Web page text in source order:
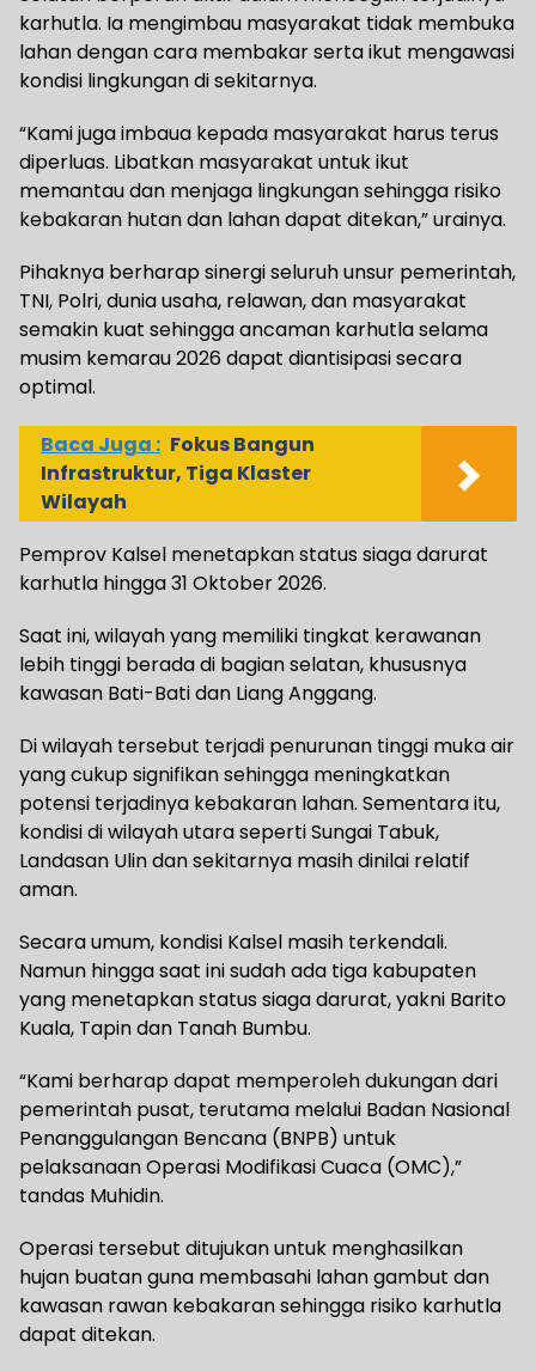
karhutla. Ia mengimbau masyarakat tidak membuka
lahan dengan cara membakar serta ikut mengawasi
kondisi lingkungan di sekitarnya.
“Kami juga imbaua kepada masyarakat harus terus
diperluas. Libatkan masyarakat untuk ikut
memantau dan menjaga lingkungan sehingga risiko
kebakaran hutan dan lahan dapat ditekan,” urainya.
Pihaknya berharap sinergi seluruh unsur pemerintah,
TNI, Polri, dunia usaha, relawan, dan masyarakat
semakin kuat sehingga ancaman karhutla selama
musim kemarau 2026 dapat diantisipasi secara
optimal.
Baca Juga : Fokus Bangun
Infrastruktur, Tiga Klaster
Wilayah
Pemprov Kalsel menetapkan status siaga darurat
karhutla hingga 31 Oktober 2026.
Saat ini, wilayah yang memiliki tingkat kerawanan
lebih tinggi berada di bagian selatan, khususnya
kawasan Bati-Bati dan Liang Anggang.
Di wilayah tersebut terjadi penurunan tinggi muka air
yang cukup signifikan sehingga meningkatkan
potensi terjadinya kebakaran lahan. Sementara itu,
kondisi di wilayah utara seperti Sungai Tabuk,
Landasan Ulin dan sekitarnya masih dinilai relatif
aman.
Secara umum, kondisi Kalsel masih terkendali.
Namun hingga saat ini sudah ada tiga kabupaten
yang menetapkan status siaga darurat, yakni Barito
Kuala, Tapin dan Tanah Bumbu.
“Kami berharap dapat memperoleh dukungan dari
pemerintah pusat, terutama melalui Badan Nasional
Penanggulangan Bencana (BNPB) untuk
pelaksanaan Operasi Modifikasi Cuaca (OMC),”
tandas Muhidin.
Operasi tersebut ditujukan untuk menghasilkan
hujan buatan guna membasahi lahan gambut dan
kawasan rawan kebakaran sehingga risiko karhutla
dapat ditekan.